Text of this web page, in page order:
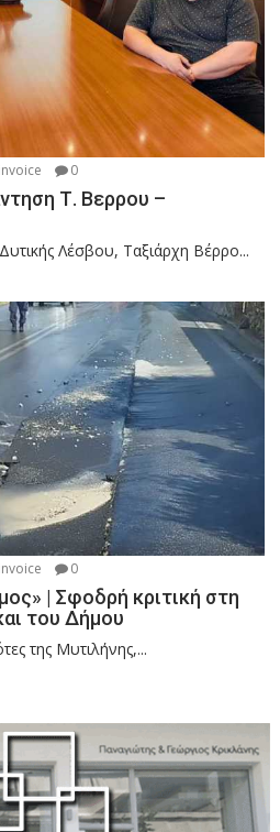
0
Τ. Βερρου –
Λέσβου, Ταξιάρχη Βέρρο...
0
| Σφοδρή κριτική στη
του Δήμου
της Μυτιλήνης,...